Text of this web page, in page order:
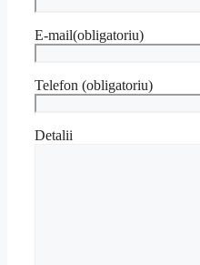
E-mail(obligatoriu)
Telefon (obligatoriu)
Detalii